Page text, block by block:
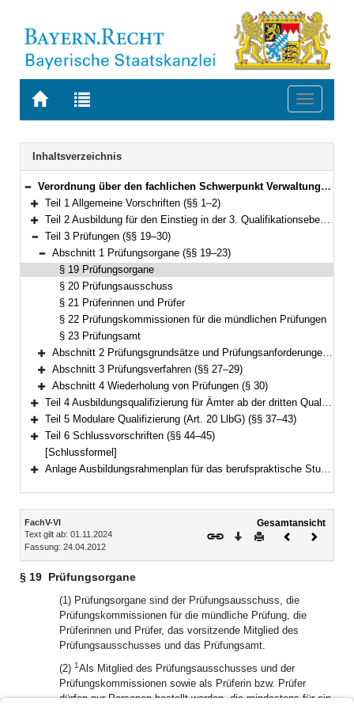
Zur
BAYERN.RECHT
Zur
letzten
Suche
Toggle
Navigation
Inhaltsverzeichnis
Bereich reduzieren
Verordnung über den fachlichen Schwerpunkt Verwaltungsinformatik (Fachverordnung Verwaltungsinformatik – FachV-VI) Vom 24. April 2012 (GVBl. S. 159) BayRS 2038-3-1-6-F (§§ 1–45)
Bereich erweitern
Teil 1 Allgemeine Vorschriften (§§ 1–2)
Bereich erweitern
Teil 2 Ausbildung für den Einstieg in der 3. Qualifikationsebene (§§ 3–18)
Bereich reduzieren
Teil 3 Prüfungen (§§ 19–30)
Bereich reduzieren
Abschnitt 1 Prüfungsorgane (§§ 19–23)
§ 19 Prüfungsorgane
§ 20 Prüfungsausschuss
§ 21 Prüferinnen und Prüfer
§ 22 Prüfungskommissionen für die mündlichen Prüfungen
§ 23 Prüfungsamt
Bereich erweitern
Abschnitt 2 Prüfungsgrundsätze und Prüfungsanforderungen (§§ 24–26)
Bereich erweitern
Abschnitt 3 Prüfungsverfahren (§§ 27–29)
Bereich erweitern
Abschnitt 4 Wiederholung von Prüfungen (§ 30)
Bereich erweitern
Teil 4 Ausbildungsqualifizierung für Ämter ab der dritten Qualifikationsebene (Art. 37 LlbG) (§§ 31–36)
Bereich erweitern
Teil 5 Modulare Qualifizierung (Art. 20 LlbG) (§§ 37–43)
Bereich erweitern
Teil 6 Schlussvorschriften (§§ 44–45)
[Schlussformel]
Anlage Ausbildungsrahmenplan für das berufspraktische Studium
Inhalt
FachV-VI
Text gilt ab: 01.11.2024
Fassung: 24.04.2012
Gesamtansicht
Download
DruckenVorheriges
§ 19 Prüfungsorgane
(1) Prüfungsorgane sind der Prüfungsausschuss, die
Prüfungskommissionen für die mündliche Prüfung, die
Prüferinnen und Prüfer, das vorsitzende Mitglied des
Prüfungsausschusses und das Prüfungsamt.
(2) 1Als Mitglied des Prüfungsausschusses und der
Prüfungskommissionen sowie als Prüferin bzw. Prüfer
dürfen nur Personen bestellt werden, die mindestens für ein